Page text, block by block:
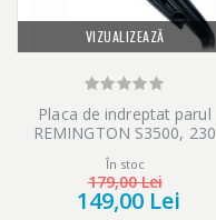
VIZUALIZEAZĂ
Placa de indreptat parul
REMINGTON S3500, 230
grade, Invelis Ceramic,
Turmalin anodizat, Negru
În stoc
179,00 Lei
149,00 Lei